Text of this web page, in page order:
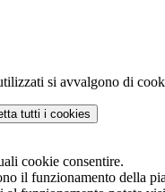
si avvalgono di
tutti i cookies
cookie consentire.
il funzionamento della